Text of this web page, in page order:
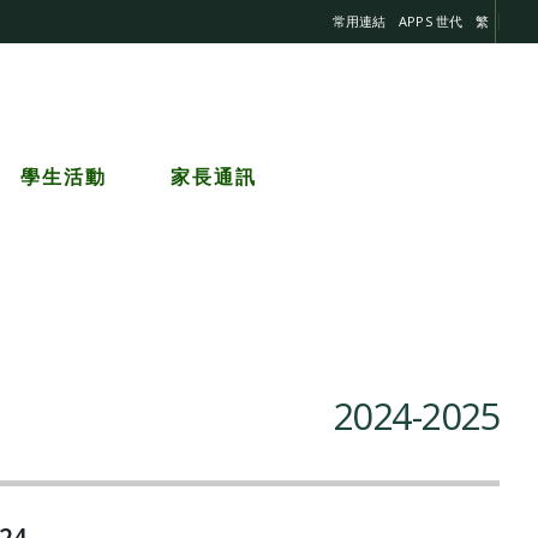
常用連結 APPS 世代 繁
學生活動 家長通訊
2024-2025